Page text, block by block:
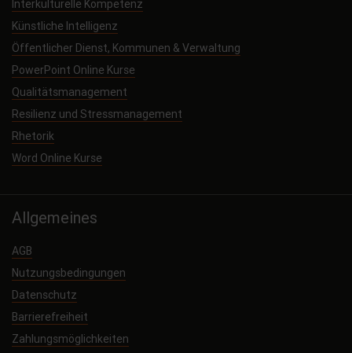
Interkulturelle Kompetenz
Künstliche Intelligenz
Öffentlicher Dienst, Kommunen & Verwaltung
PowerPoint Online Kurse
Qualitätsmanagement
Resilienz und Stressmanagement
Rhetorik
Word Online Kurse
Allgemeines
AGB
Nutzungsbedingungen
Datenschutz
Barrierefreiheit
Zahlungsmöglichkeiten